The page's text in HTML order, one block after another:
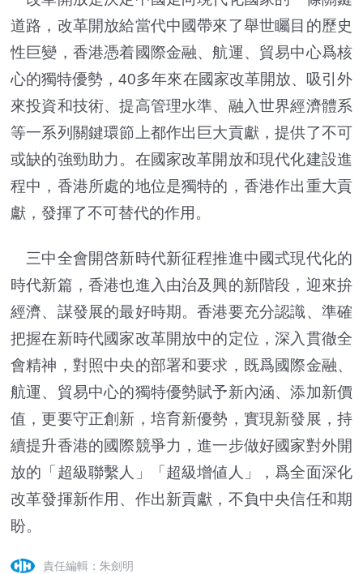
道路，改革開放給當代中國帶來了舉世矚目的歷史
性巨變，香港憑着國際金融、航運、貿易中心爲核
心的獨特優勢，40多年來在國家改革開放、吸引外
來投資和技術、提高管理水準、融入世界經濟體系
等一系列關鍵環節上都作出巨大貢獻，提供了不可
或缺的強勁助力。在國家改革開放和現代化建設進
程中，香港所處的地位是獨特的，香港作出重大貢
獻，發揮了不可替代的作用。
三中全會開啓新時代新征程推進中國式現代化的
時代新篇，香港也進入由治及興的新階段，迎來拚
經濟、謀發展的最好時期。香港要充分認識、準確
把握在新時代國家改革開放中的定位，深入貫徹全
會精神，對照中央的部署和要求，既爲國際金融、
航運、貿易中心的獨特優勢賦予新內涵、添加新價
值，更要守正創新，培育新優勢，實現新發展，持
續提升香港的國際競爭力，進一步做好國家對外開
放的「超級聯繫人」「超級增値人」，爲全面深化
改革發揮新作用、作出新貢獻，不負中央信任和期
盼。
責任編輯：朱劍明